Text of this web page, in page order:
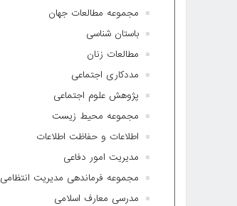
مجموعه مطالعات جهان
باستان شناسی
مطالعات زنان
مددکاری اجتماعی
پژوهش علوم اجتماعی
مجموعه محیط زیست
اطلاعات و حفاظت اطلاعات
مدیریت امور دفاعی
مجموعه فرماندهی مدیریت انتظامی
مدرسی معارف اسلامی